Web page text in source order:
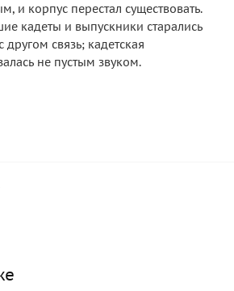
и корпус перестал существовать.
кадеты и выпускники старались
связь; кадетская
не пустым звуком.